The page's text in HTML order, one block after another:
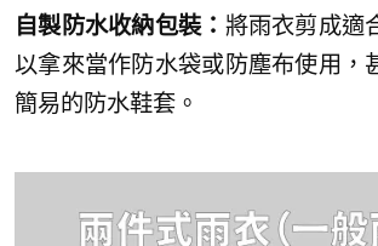
自製防水收納包裝： 將雨衣剪成適
以拿來當作防水袋或防塵布使用，
簡易的防水鞋套。